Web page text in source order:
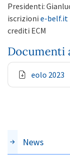
Presidenti:
iscrizioni e-belf.it
crediti ECM
Documenti
eolo 2023
News